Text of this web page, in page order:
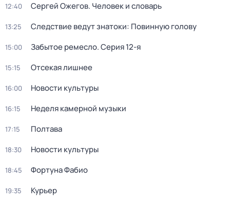
12:40 Сергей Ожегов. Человек и словарь
13:25 Следствие ведут знатоки: Повинную голову
15:00 Забытое ремесло. Серия 12-я
15:15 Отсекая лишнее
16:00 Новости культуры
16:15 Неделя камерной музыки
17:15 Полтава
18:30 Новости культуры
18:45 Фортуна Фабио
19:35 Курьер